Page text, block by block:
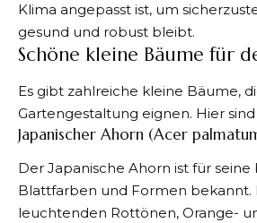
Klima angepasst ist, um
gesund und robust bleibt.
Schöne kleine Bäume für
Es gibt zahlreiche kleine Bäume,
Gartengestaltung eignen. Hier
Japanischer Ahorn (Acer
Der Japanische Ahorn ist für
Blattfarben und Formen bekannt.
leuchtenden Rottönen, Orange-